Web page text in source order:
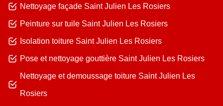
Nettoyage façade Saint Julien Les Rosiers
Peinture sur tuile Saint Julien Les Rosiers
Isolation toiture Saint Julien Les Rosiers
Pose et nettoyage gouttière Saint Julien Les Rosiers
Nettoyage et demoussage toiture Saint Julien Les
Rosiers